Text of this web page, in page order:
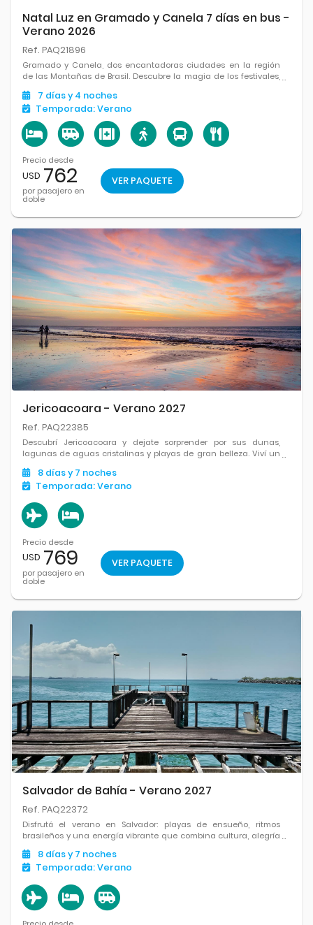
Natal Luz en Gramado y Canela 7 días en bus -
Verano 2026
Ref. PAQ21896
Gramado y Canela, dos encantadoras ciudades en la región
de las Montañas de Brasil. Descubre la magia de los festivales,
la arquitectura europea y la belleza natural.
7 díasy 4 noches
Temporada:Verano
Precio desde
USD 762
por pasajero en
doble
VER PAQUETE
Jericoacoara - Verano 2027
Ref. PAQ22385
Descubrí Jericoacoara y dejate sorprender por sus dunas,
lagunas de aguas cristalinas y playas de gran belleza. Viví un
destino único donde naturaleza y tranquilidad se encuentran.
8 díasy 7 noches
Temporada:Verano
Precio desde
USD 769
por pasajero en
doble
VER PAQUETE
Salvador de Bahía - Verano 2027
Ref. PAQ22372
Disfrutá el verano en Salvador: playas de ensueño, ritmos
brasileños y una energía vibrante que combina cultura, alegría
y mar en su máxima expresión.
8 díasy 7 noches
Temporada:Verano